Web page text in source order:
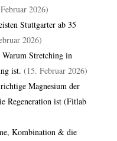
2026)
Stuttgarter ab 35
2026)
Warum Stretching in
ist. (15. Februar 2026)
Magnesium der
Regeneration ist (Fitlab
Kombination & die